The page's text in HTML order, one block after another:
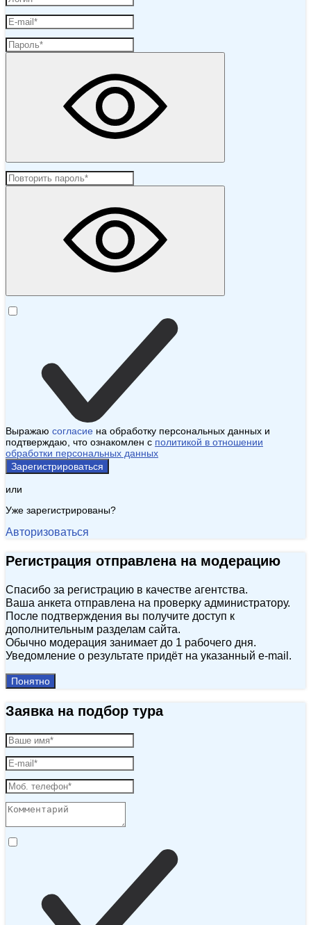
Выражаю согласие на обработку персональных данных и
подтверждаю, что ознакомлен с политикой в отношении
обработки персональных данных
Зарегистрироваться
или
Уже зарегистрированы?
Авторизоваться
Регистрация отправлена на модерацию
Спасибо за регистрацию в качестве агентства.
Ваша анкета отправлена на проверку администратору.
После подтверждения вы получите доступ к
дополнительным разделам сайта.
Обычно модерация занимает до 1 рабочего дня.
Уведомление о результате придёт на указанный e‑mail.
Понятно
Заявка на подбор тура